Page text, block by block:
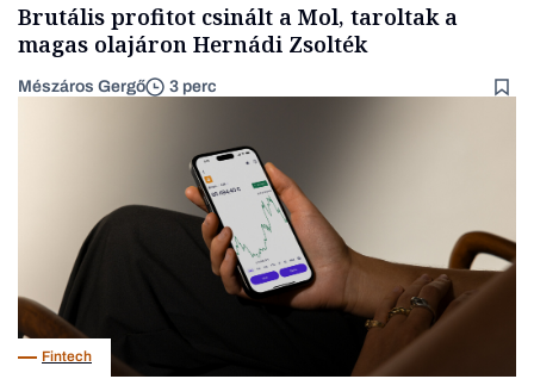
Brutális profitot csinált a Mol, taroltak a
magas olajáron Hernádi Zsolték
Mészáros Gergő 3 perc
Fintech